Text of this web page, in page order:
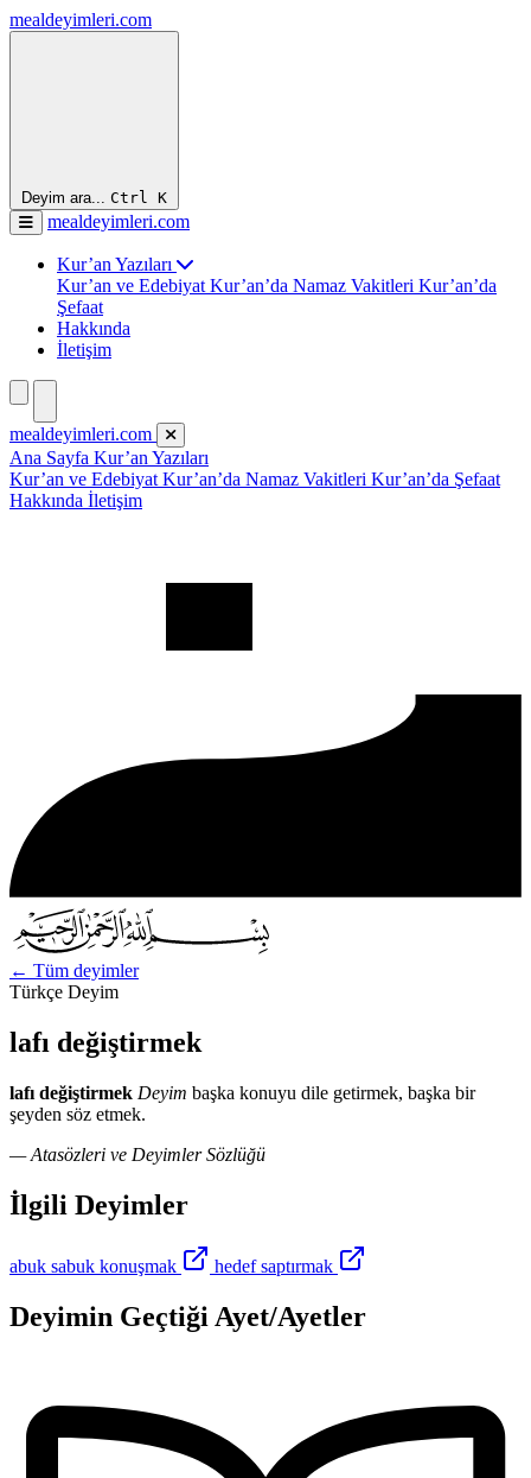
mealdeyimleri.com
Deyim ara... Ctrl K
mealdeyimleri.com
Kur’an Yazıları
Kur’an ve Edebiyat Kur’an’da Namaz Vakitleri Kur’an’da
Şefaat
Hakkında
İletişim
mealdeyimleri.com
Ana Sayfa Kur’an Yazıları
Kur’an ve Edebiyat Kur’an’da Namaz Vakitleri Kur’an’da Şefaat
Hakkında İletişim
← Tüm deyimler
Türkçe Deyim
lafı değiştirmek
lafı değiştirmek Deyim başka konuyu dile getirmek, başka bir
şeyden söz etmek.
— Atasözleri ve Deyimler Sözlüğü
İlgili Deyimler
abuk sabuk konuşmak hedef saptırmak
Deyimin Geçtiği Ayet/Ayetler